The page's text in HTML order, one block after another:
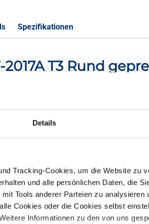
Details
Tracking-Cookies, um die Website zu
und alle persönlichen Daten, die
Tools anderer Parteien zu analysieren
Cookies oder die Cookies selbst
Informationen zu den von uns
Spezifikationen
T3 Rund